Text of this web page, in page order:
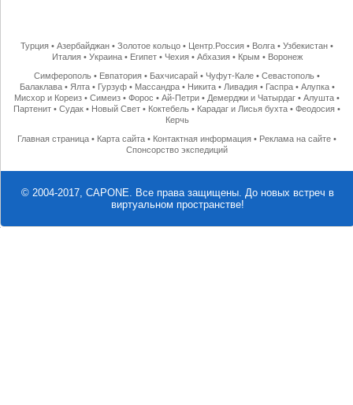
Турция •Азербайджан •Золотое кольцо • Центр.Россия • Волга •Узбекистан •
Италия• Украина• Египет• Чехия• Абхазия• Крым • Воронеж
Симферополь • Евпатория • Бахчисарай • Чуфут-Кале •Севастополь •
Балаклава• Ялта• Гурзуф• Массандра• Никита• Ливадия• Гаспра• Алупка•
Мисхор и Кореиз •Симеиз •Форос •Ай-Петри • Демерджи и Чатырдаг •Алушта •
Партенит •Судак • Новый Свет • Коктебель • Карадаг и Лисья бухта •Феодосия •
Керчь
Главная страница • Карта сайта • Контактная информация • Реклама на сайте •
Спонсорство экспедиций
© 2004-2017, CAPONE. Все права защищены. До новых встреч в
виртуальном пространстве!